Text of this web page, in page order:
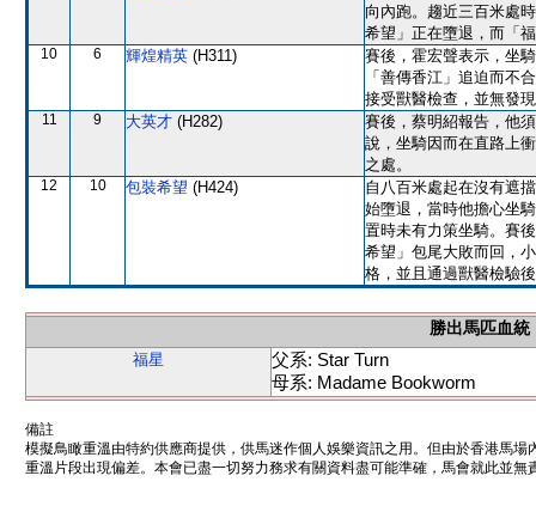
向內跑。趨近三百米處
希望」正在墮退，而「
10 6 輝煌精英 (H311)
賽後，霍宏聲表示，坐
「善傳香江」追迫而不
接受獸醫檢查，並無發
11 9 大英才 (H282)
賽後，蔡明紹報告，他
說，坐騎因而在直路上
之處。
12 10 包裝希望 (H424)
自八百米處起在沒有遮
始墮退，當時他擔心坐
置時未有力策坐騎。賽
希望」包尾大敗而回，
格，並且通過獸醫檢驗
勝出馬匹血統
福星
父系: Star Turn
母系: Madame Bookworm
備註
模擬鳥瞰重溫由特約供應商提供，供馬迷作個人娛樂資訊之用。但由於香港馬
重溫片段出現偏差。本會已盡一切努力務求有關資料盡可能準確，馬會就此並